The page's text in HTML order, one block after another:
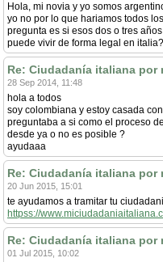
Hola, mi novia y yo somos
yo no por lo que hariamos todos
pregunta es si esos dos o tres
puede vivir de forma legal en italia?
Re: Ciudadanía italiana por
28 Sep 2014, 11:48
hola a todos
soy colombiana y estoy casada
preguntaba a si como el proceso
desde ya o no es posible ?
ayudaaa
Re: Ciudadanía italiana por
20 Jun 2015, 15:01
te ayudamos a tramitar tu
httpss://
Re: Ciudadanía italiana por
01 Jul 2015, 10:02